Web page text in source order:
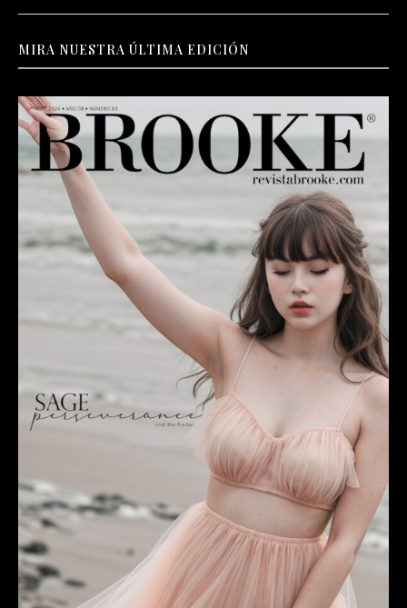
MIRA NUESTRA ÚLTIMA EDICIÓN